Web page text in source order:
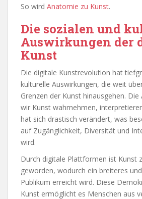
So wird Anatomie zu Kunst.
Die sozialen und
Auswirkungen der
Kunst
Die digitale Kunstrevolution hat
kulturelle Auswirkungen, die weit
Grenzen der Kunst hinausgehen.
wir Kunst wahrnehmen,
hat sich drastisch verändert, was
auf Zugänglichkeit, Diversität und
wird.
Durch digitale Plattformen ist Kunst
geworden, wodurch ein breiteres
Publikum erreicht wird. Diese
Kunst ermöglicht es Menschen aus